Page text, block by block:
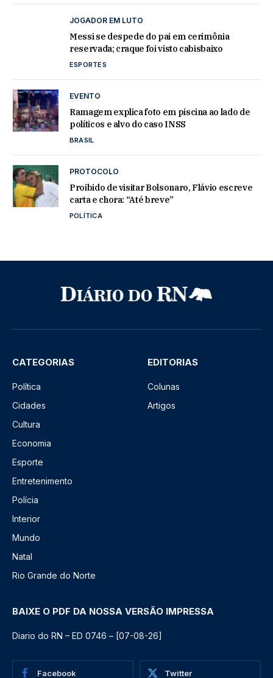
JOGADOR EM LUTO
Messi se despede do pai em cerimônia
reservada; craque foi visto cabisbaixo
ESPORTES
EVENTO
Ramagem explica foto em piscina ao lado de
políticos e alvo do caso INSS
BRASIL
PROTOCOLO
Proibido de visitar Bolsonaro, Flávio escreve
carta e chora: “Até breve”
POLÍTICA
CATEGORIAS
Política
Cidades
Cultura
Economia
Esporte
Entretenimento
Polícia
Interior
Mundo
Natal
Rio Grande do Norte
EDITORIAS
Colunas
Artigos
BAIXE O PDF DA NOSSA VERSÃO IMPRESSA
Diario do RN – ED 0746 – [07-08-26]
Facebook Twitter